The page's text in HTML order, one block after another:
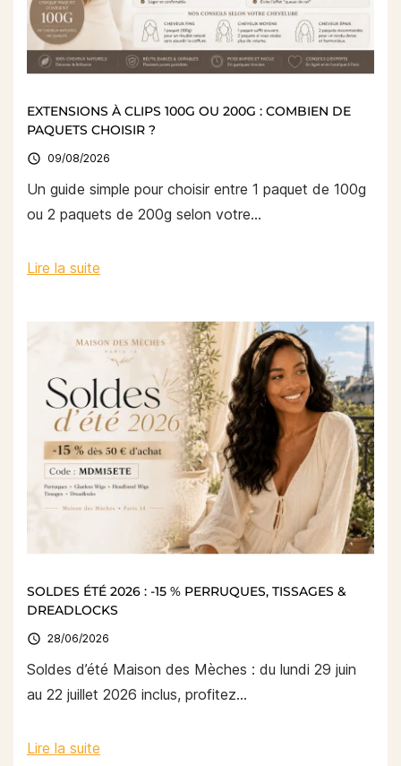
EXTENSIONS À CLIPS 100G OU 200G : COMBIEN DE
PAQUETS CHOISIR ?
 09/08/2026
Un guide simple pour choisir entre 1 paquet de 100g
ou 2 paquets de 200g selon votre...
Lire la suite
SOLDES ÉTÉ 2026 : -15 % PERRUQUES, TISSAGES &
DREADLOCKS
 28/06/2026
Soldes d’été Maison des Mèches : du lundi 29 juin
au 22 juillet 2026 inclus, profitez...
Lire la suite